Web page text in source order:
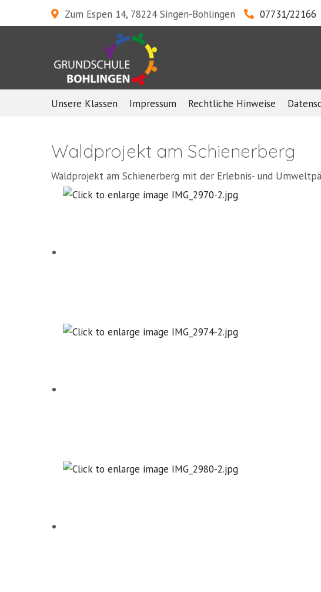
Zum Espen 14, 78224 Singen-Bohlingen 07731/22166
Unsere Klassen Impressum Rechtliche Hinweise
Waldprojekt am Schienerberg
Waldprojekt am Schienerberg mit der Erlebnis- und